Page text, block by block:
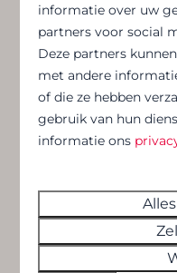
Waar kunt
Adres:Koning
Blankenberge
Telefoonnummer:
Neem contact
informatie over uw
partners voor social
Deze partners
met andere
of die ze hebben
gebruik van hun
informatie ons